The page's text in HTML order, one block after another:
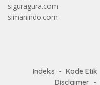
siguragura.com
simanindo.com
Indeks Kode Etik
Disclaimer